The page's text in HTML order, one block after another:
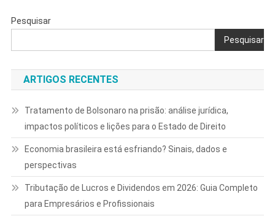
Pesquisar
Pesquisar
ARTIGOS RECENTES
Tratamento de Bolsonaro na prisão: análise jurídica,
impactos políticos e lições para o Estado de Direito
Economia brasileira está esfriando? Sinais, dados e
perspectivas
Tributação de Lucros e Dividendos em 2026: Guia Completo
para Empresários e Profissionais